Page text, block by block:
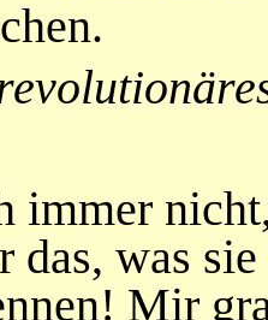
immer
das, was
Mir